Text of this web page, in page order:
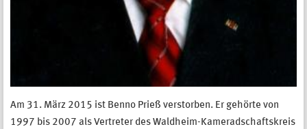
Am 31. März 2015 ist Benno Prieß verstorben. Er gehörte von
1997 bis 2007 als Vertreter des Waldheim-Kameradschaftskreis